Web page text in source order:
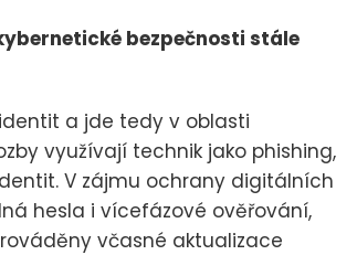
bezpečnosti stále
a jde tedy v oblasti
využívají technik jako phishing,
V zájmu ochrany digitálních
hesla i vícefázové ověřování,
včasné aktualizace